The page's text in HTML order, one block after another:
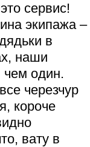
сервис!
экипажа –
в
наши
один.
черезчур
короче
вату в